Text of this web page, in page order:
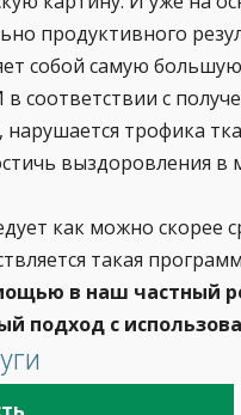
продуктивного
собой самую
соответствии с
трофика
выздоровления
как можно скорее
такая
в наш частный
подход с